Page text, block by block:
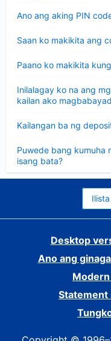
Ano ang aking PIN
ang
Saan ko makikita ang
ang
Paano ko makikita
ang
Inilalagay ko na ang
kailan ako
ang
sagot
Kailangan ba ng
ang
Puwede bang kumuha
isang bata?
ang
sagot
Desktop
Ano ang
Statement